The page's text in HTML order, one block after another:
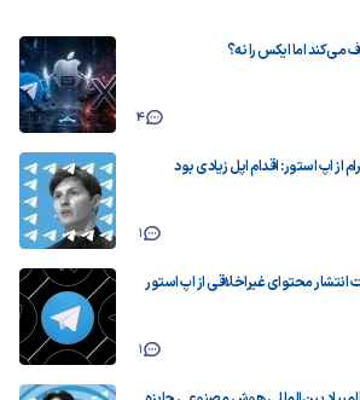
می‌کند اما ایکس را نه؟
4
از اپ استور: اقدام اپل زیادی بود
1
انتشار محتوای غیراخلاقی از اپ استور
1